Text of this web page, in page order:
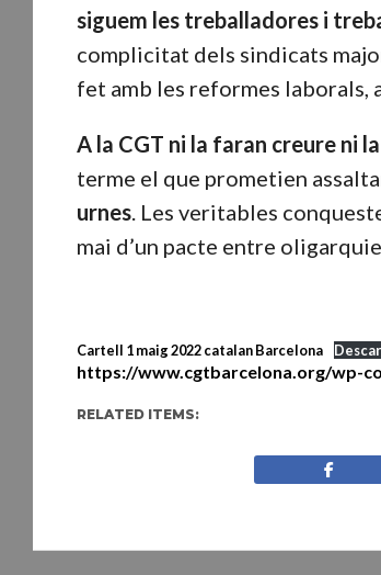
siguem les treballadores i
complicitat dels sindicats
fet amb les reformes laborals,
A la CGT ni la faran creure ni
terme el que prometien
urnes. Les veritables
mai d’un pacte entre
Cartell 1 maig 2022 catalan Barcelona
https://www.cgtbarcelona.org/wp-
RELATED ITEMS: